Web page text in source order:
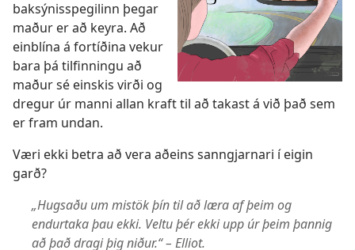
baksýnisspegilinn þegar
maður er að keyra. Að
einblína á fortíðina vekur
bara þá tilfinningu að
maður sé einskis virði og
dregur úr manni allan kraft til að takast á við það sem
er fram undan.
Væri ekki betra að vera aðeins sanngjarnari í eigin
garð?
„Hugsaðu um mistök þín til að læra af þeim og
endurtaka þau ekki. Veltu þér ekki upp úr þeim þannig
að það dragi þig niður.“ – Elliot.